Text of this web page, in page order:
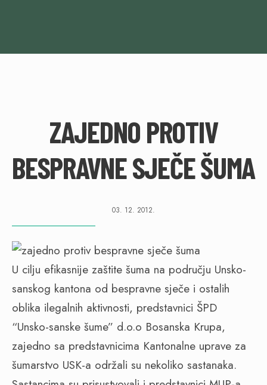
ZAJEDNO PROTIV
BESPRAVNE SJEČE ŠUMA
03. 12. 2012.
U cilju efikasnije zaštite šuma na području Unsko-
sanskog kantona od bespravne sječe i ostalih
oblika ilegalnih aktivnosti, predstavnici ŠPD
“Unsko-sanske šume” d.o.o Bosanska Krupa,
zajedno sa predstavnicima Kantonalne uprave za
šumarstvo USK-a održali su nekoliko sastanaka.